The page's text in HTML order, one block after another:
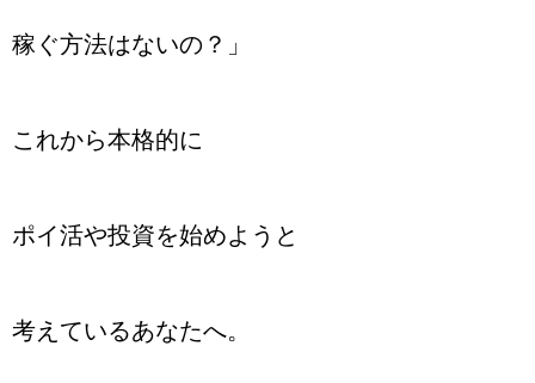
稼ぐ方法はないの？」
これから本格的に
ポイ活や投資を始めようと
考えているあなたへ。